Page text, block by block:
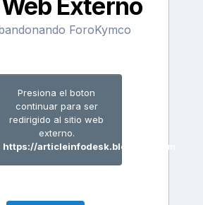
Externo
ForoKymco
Presiona el boton
continuar para ser
redirigido al sitio web
externo.
https://articleinfodesk.blogspot.com